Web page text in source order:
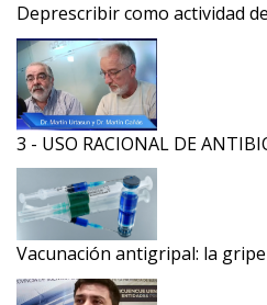
Deprescribir como actividad
3 - USO RACIONAL DE
Vacunación antigripal: la